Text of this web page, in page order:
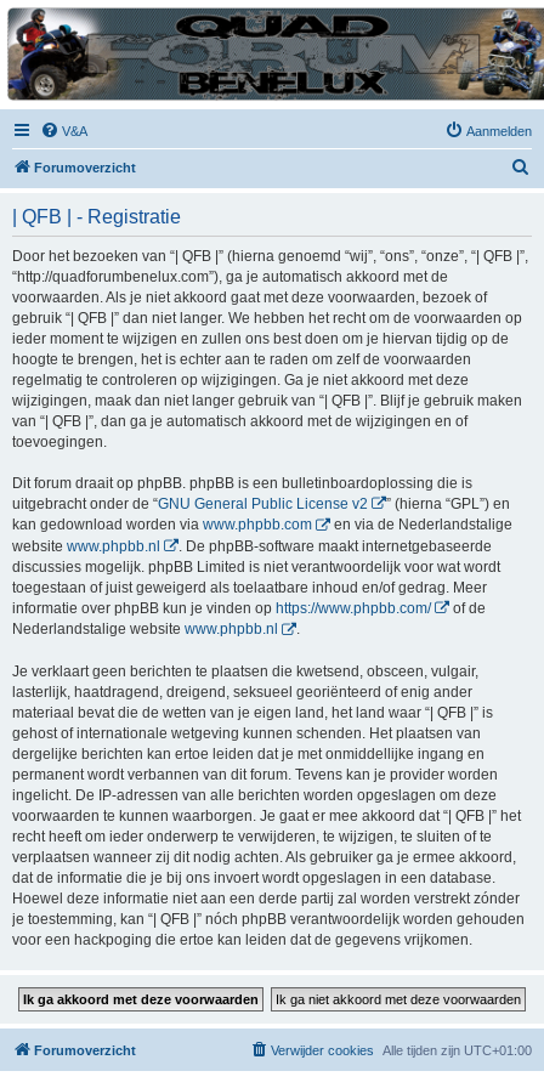
| QFB |
Hét quadforum van de Benelux
V&A Aanmelden
Forumoverzicht
| QFB | - Registratie
Door het bezoeken van “| QFB |” (hierna genoemd “wij”, “ons”, “onze”, “| QFB |”,
“http://quadforumbenelux.com”), ga je automatisch akkoord met de
voorwaarden. Als je niet akkoord gaat met deze voorwaarden, bezoek of
gebruik “| QFB |” dan niet langer. We hebben het recht om de voorwaarden op
ieder moment te wijzigen en zullen ons best doen om je hiervan tijdig op de
hoogte te brengen, het is echter aan te raden om zelf de voorwaarden
regelmatig te controleren op wijzigingen. Ga je niet akkoord met deze
wijzigingen, maak dan niet langer gebruik van “| QFB |”. Blijf je gebruik maken
van “| QFB |”, dan ga je automatisch akkoord met de wijzigingen en of
toevoegingen.
Dit forum draait op phpBB. phpBB is een bulletinboardoplossing die is
uitgebracht onder de “GNU General Public License v2
” (hierna “GPL”) en
kan gedownload worden via www.phpbb.com
en via de Nederlandstalige
website www.phpbb.nl
. De phpBB-software maakt internetgebaseerde
discussies mogelijk. phpBB Limited is niet verantwoordelijk voor wat wordt
toegestaan of juist geweigerd als toelaatbare inhoud en/of gedrag. Meer
informatie over phpBB kun je vinden op https://www.phpbb.com/
of de
Nederlandstalige website www.phpbb.nl .
Je verklaart geen berichten te plaatsen die kwetsend, obsceen, vulgair,
lasterlijk, haatdragend, dreigend, seksueel georiënteerd of enig ander
materiaal bevat die de wetten van je eigen land, het land waar “| QFB |” is
gehost of internationale wetgeving kunnen schenden. Het plaatsen van
dergelijke berichten kan ertoe leiden dat je met onmiddellijke ingang en
permanent wordt verbannen van dit forum. Tevens kan je provider worden
ingelicht. De IP-adressen van alle berichten worden opgeslagen om deze
voorwaarden te kunnen waarborgen. Je gaat er mee akkoord dat “| QFB |” het
recht heeft om ieder onderwerp te verwijderen, te wijzigen, te sluiten of te
verplaatsen wanneer zij dit nodig achten. Als gebruiker ga je ermee akkoord,
dat de informatie die je bij ons invoert wordt opgeslagen in een database.
Hoewel deze informatie niet aan een derde partij zal worden verstrekt zónder
je toestemming, kan “| QFB |” nóch phpBB verantwoordelijk worden gehouden
voor een hackpoging die ertoe kan leiden dat de gegevens vrijkomen.
Forumoverzicht Alle tijden zijn UTC+01:00
Verwijder cookies